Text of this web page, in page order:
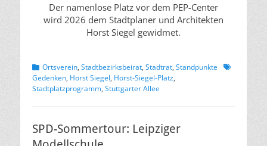
Der namenlose Platz vor dem PEP-Center
wird 2026 dem Stadtplaner und Architekten
Horst Siegel gewidmet.
Kategorien
Ortsverein, Stadtbezirksbeirat, Stadtrat, Standpunkte
Schlagworte
Gedenken, Horst Siegel, Horst-Siegel-Platz,
Stadtplatzprogramm, Stuttgarter Allee
SPD-Sommertour: Leipziger